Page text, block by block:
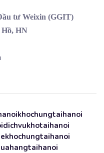
tư Weixin (GGIT)
HN
khochungtaihanoi
dichvukhotaihanoi